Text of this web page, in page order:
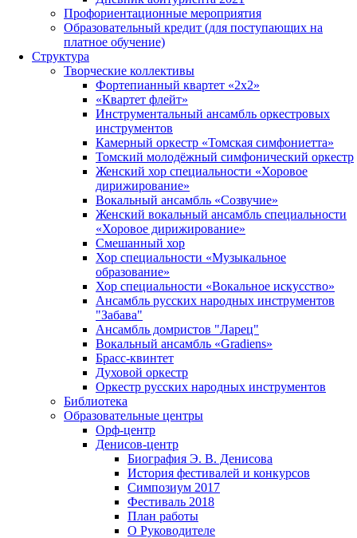
Профориентационные мероприятия
Образовательный кредит (для поступающих на
платное обучение)
Структура
Творческие коллективы
Фортепианный квартет «2х2»
«Квартет флейт»
Инструментальный ансамбль оркестровых
инструментов
Камерный оркестр «Томская симфониетта»
Томский молодёжный симфонический оркестр
Женский хор специальности «Хоровое
дирижирование»
Вокальный ансамбль «Созвучие»
Женский вокальный ансамбль специальности
«Хоровое дирижирование»
Смешанный хор
Хор специальности «Музыкальное
образование»
Хор специальности «Вокальное искусство»
Ансамбль русских народных инструментов
"Забава"
Ансамбль домристов "Ларец"
Вокальный ансамбль «Gradiens»
Брасс-квинтет
Духовой оркестр
Оркестр русских народных инструментов
Библиотека
Образовательные центры
Орф-центр
Денисов-центр
Биография Э. В. Денисова
История фестивалей и конкурсов
Симпозиум 2017
Фестиваль 2018
План работы
О Руководителе